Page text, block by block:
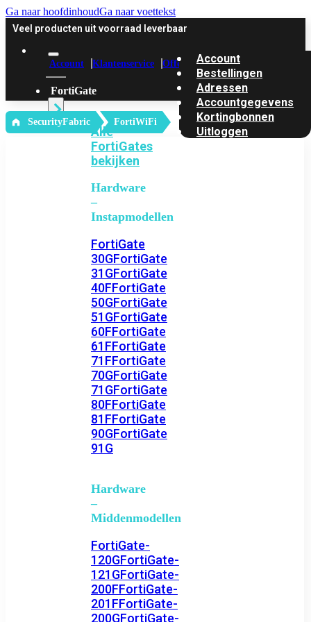
Ga naar hoofdinhoudGa naar voettekst
Veel producten uit voorraad leverbaar
Account Klantenservice Offerte
FortiGate
Alle
FortiGates
bekijken
Hardware
–
Instapmodellen
FortiGate
30GFortiGate
31GFortiGate
40FFortiGate
50GFortiGate
51GFortiGate
60FFortiGate
61FFortiGate
71FFortiGate
70GFortiGate
71GFortiGate
80FFortiGate
81FFortiGate
90GFortiGate
91G
Hardware
–
Middenmodellen
FortiGate-
120GFortiGate-
121GFortiGate-
200FFortiGate-
201FFortiGate-
200GFortiGate-
Account
Bestellingen
Adressen
Accountgegevens
Kortingbonnen
Uitloggen
‎ SecurityFabric FortiWiFi